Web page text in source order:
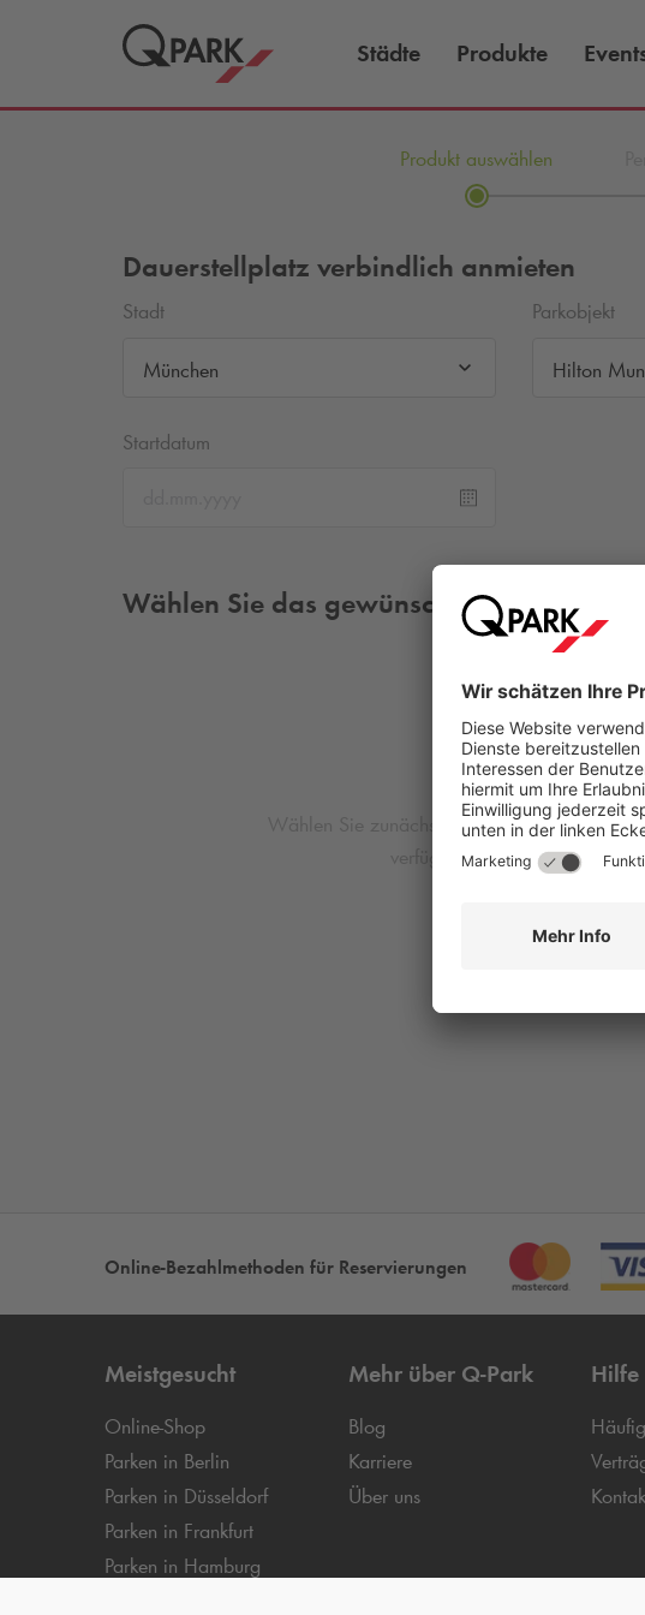
Städte Produkte
Produkt auswählen
Dauerstellplatz verbindlich anmieten
Stadt
München
Parkobjekt
Hilton
Startdatum
Wählen Sie das gewünschte Parkprodukt
Wählen Sie zunächst einen Standort und ein
verfügbaren Produkte zu sehen
Online-Bezahlmethoden für Reservierungen
Meistgesucht
Online-Shop
Parken in Berlin
Parken in Düsseldorf
Parken in Frankfurt
Parken in Hamburg
Mehr über Q-Park
Blog
Karriere
Über uns
Hilfe